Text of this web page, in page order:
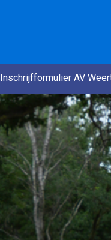
Inschrijfformulier AV